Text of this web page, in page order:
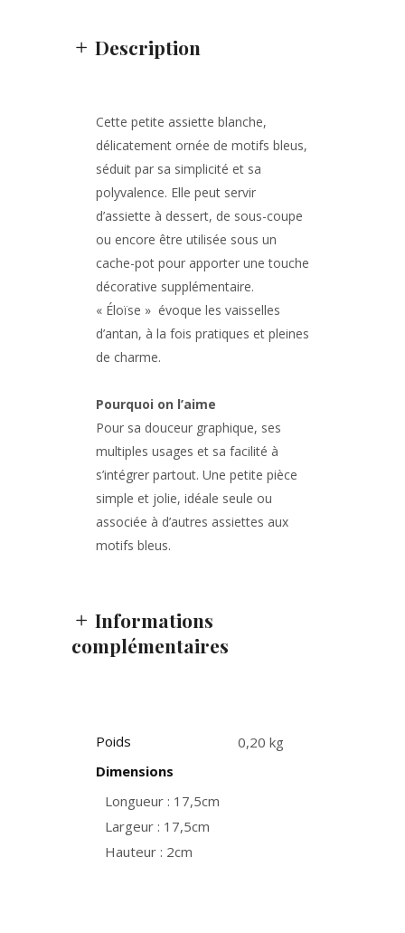
Description
Cette petite assiette blanche,
délicatement ornée de motifs bleus,
séduit par sa simplicité et sa
polyvalence. Elle peut servir
d’assiette à dessert, de sous-coupe
ou encore être utilisée sous un
cache-pot pour apporter une touche
décorative supplémentaire.
« Éloïse » évoque les vaisselles
d’antan, à la fois pratiques et pleines
de charme.
Pourquoi on l’aime
Pour sa douceur graphique, ses
multiples usages et sa facilité à
s’intégrer partout. Une petite pièce
simple et jolie, idéale seule ou
associée à d’autres assiettes aux
motifs bleus.
Informations
complémentaires
Poids
0,20 kg
Dimensions
Longueur : 17,5cm
Largeur : 17,5cm
Hauteur : 2cm